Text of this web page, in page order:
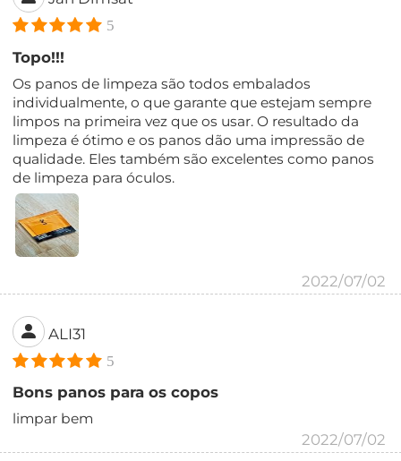
5
Topo!!!
Os panos de limpeza são todos embalados
individualmente, o que garante que estejam sempre
limpos na primeira vez que os usar. O resultado da
limpeza é ótimo e os panos dão uma impressão de
qualidade. Eles também são excelentes como panos
de limpeza para óculos.
2022/07/02
ALI31
5
Bons panos para os copos
limpar bem
2022/07/02